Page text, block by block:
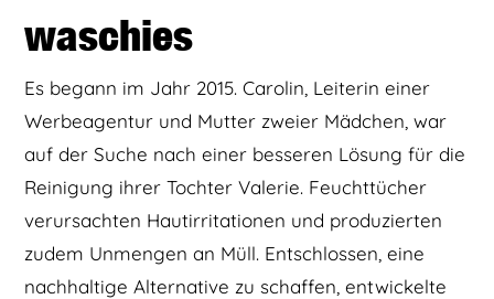
waschies
Es begann im Jahr 2015. Carolin, Leiterin einer
Werbeagentur und Mutter zweier Mädchen, war
auf der Suche nach einer besseren Lösung für die
Reinigung ihrer Tochter Valerie. Feuchttücher
verursachten Hautirritationen und produzierten
zudem Unmengen an Müll. Entschlossen, eine
nachhaltige Alternative zu schaffen, entwickelte